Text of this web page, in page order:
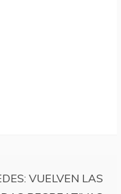
VUELVEN LAS